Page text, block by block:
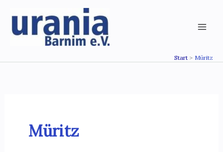
Inhalt
springen
Start Müritz
Müritz